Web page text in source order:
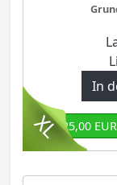
In
25,00